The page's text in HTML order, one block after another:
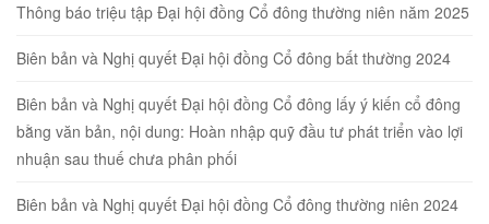
Thông báo triệu tập Đại hội đồng Cổ đông thường niên năm 2025
Biên bản và Nghị quyết Đại hội đồng Cổ đông bất thường 2024
Biên bản và Nghị quyết Đại hội đồng Cổ đông lấy ý kiến cổ đông
bằng văn bản, nội dung: Hoàn nhập quỹ đầu tư phát triển vào lợi
nhuận sau thuế chưa phân phối
Biên bản và Nghị quyết Đại hội đồng Cổ đông thường niên 2024